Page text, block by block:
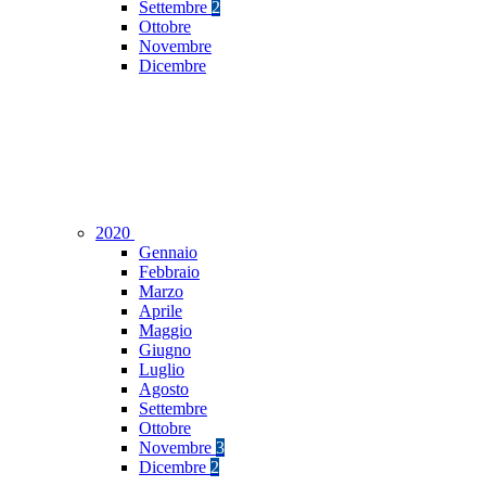
Settembre 2
Ottobre
Novembre
Dicembre
2020
Gennaio
Febbraio
Marzo
Aprile
Maggio
Giugno
Luglio
Agosto
Settembre
Ottobre
Novembre 3
Dicembre 2